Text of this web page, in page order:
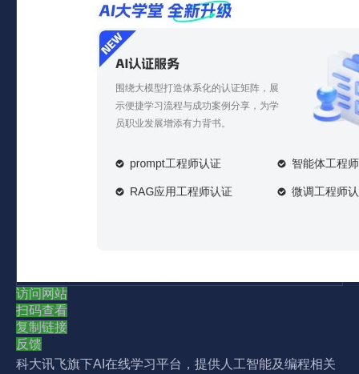
访问网站
扫码查看
复制链接
反馈
科大讯飞旗下AI在线学习平台，提供人工智能及编程相关